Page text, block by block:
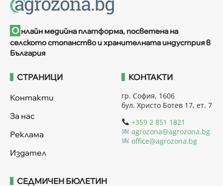
О нлайн медийна платформа, посветена на
селското стопанство и хранителната индустрия в
България
СТРАНИЦИ
Контакти
За нас
Реклама
Издател
КОНТАКТИ
гр. София, 1606
бул. Христо Ботев 17, ет. 7
+359 2 851 1821
agrozona@agrozona.bg
office@agrozona.bg
СЕДМИЧЕН БЮЛЕТИН